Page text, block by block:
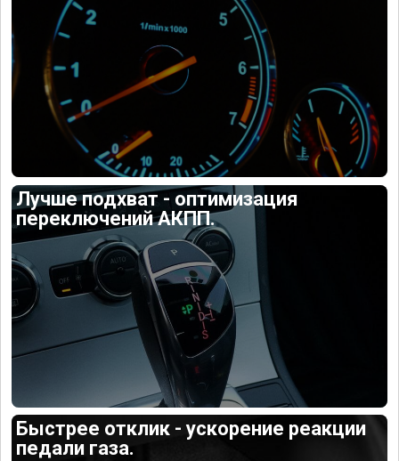
Лучше подхват - оптимизация
переключений АКПП.
Быстрее отклик - ускорение реакции
педали газа.